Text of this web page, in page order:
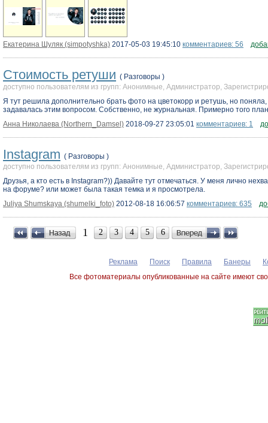
Екатерина Шуляк (simpotyshka) 2017-05-03 19:45:10 комментариев: 56
Стоимость ретуши ( Разговоры )
доступно пользователям из групп: Анонимные, Администратор,
Я тут решила дополнительно брать фото на цветокорр и ретушь, но
задавалась этим вопросом. Собственно, не журнальная. Примерно того
Анна Николаева (Northern_Damsel) 2018-09-27 23:05:01 комментариев: 1
Instagram ( Разговоры )
доступно пользователям из групп: Анонимные, Администратор,
Друзья, а кто есть в Instagram?)) Давайте тут отмечаться. У меня лично
на форуме? или может была такая темка и я просмотрела.
Juliya Shumskaya (shumelki_foto) 2012-08-18 16:06:57 комментариев: 635
1 2 3 4 5 6
Реклама Поиск Правила Банеры
Все фотоматериалы опубликованные на сайте имеют